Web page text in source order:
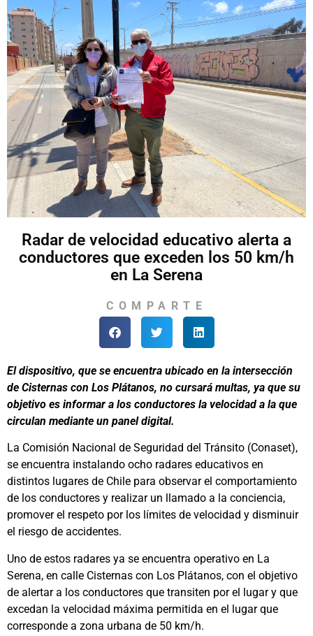
Radar de velocidad educativo alerta a
conductores que exceden los 50 km/h
en La Serena
COMPARTE
El dispositivo, que se encuentra ubicado en la intersección
de Cisternas con Los Plátanos, no cursará multas, ya que su
objetivo es informar a los conductores la velocidad a la que
circulan mediante un panel digital.
La Comisión Nacional de Seguridad del Tránsito (Conaset),
se encuentra instalando ocho radares educativos en
distintos lugares de Chile para observar el comportamiento
de los conductores y realizar un llamado a la conciencia,
promover el respeto por los límites de velocidad y disminuir
el riesgo de accidentes.
Uno de estos radares ya se encuentra operativo en La
Serena, en calle Cisternas con Los Plátanos, con el objetivo
de alertar a los conductores que transiten por el lugar y que
excedan la velocidad máxima permitida en el lugar que
corresponde a zona urbana de 50 km/h.